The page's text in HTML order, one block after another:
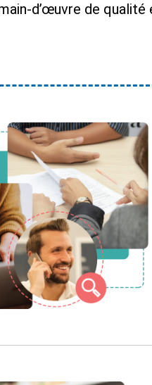
d’œuvre de